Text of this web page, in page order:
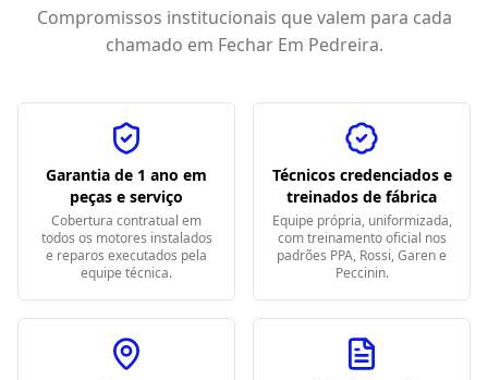
Compromissos institucionais que valem para cada
chamado em Fechar Em Pedreira.
Garantia de 1 ano em
peças e serviço
Cobertura contratual em
todos os motores instalados
e reparos executados pela
equipe técnica.
Técnicos credenciados e
treinados de fábrica
Equipe própria, uniformizada,
com treinamento oficial nos
padrões PPA, Rossi, Garen e
Peccinin.